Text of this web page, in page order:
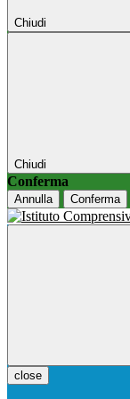
Chiudi
Chiudi
Conferma
Annulla Conferma
close